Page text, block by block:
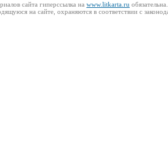
сайта гиперссылка на www.litkarta.ru обязательна.
на сайте, охраняются в соответствии с